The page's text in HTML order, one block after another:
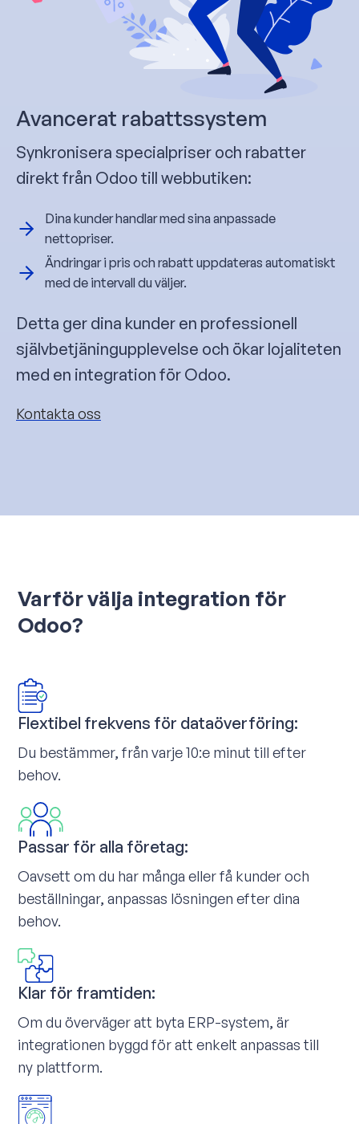
Avancerat rabattssystem
Synkronisera specialpriser och rabatter
direkt från Odoo till webbutiken:
Dina kunder handlar med sina anpassade
nettopriser.
Ändringar i pris och rabatt uppdateras automatiskt
med de intervall du väljer.
Detta ger dina kunder en professionell
självbetjäningupplevelse och ökar lojaliteten
med en integration för Odoo.
Kontakta oss
Varför välja integration för
Odoo?
Flextibel frekvens för dataöverföring:
Du bestämmer, från varje 10:e minut till efter
behov.
Passar för alla företag:
Oavsett om du har många eller få kunder och
beställningar, anpassas lösningen efter dina
behov.
Klar för framtiden:
Om du överväger att byta ERP-system, är
integrationen byggd för att enkelt anpassas till
ny plattform.